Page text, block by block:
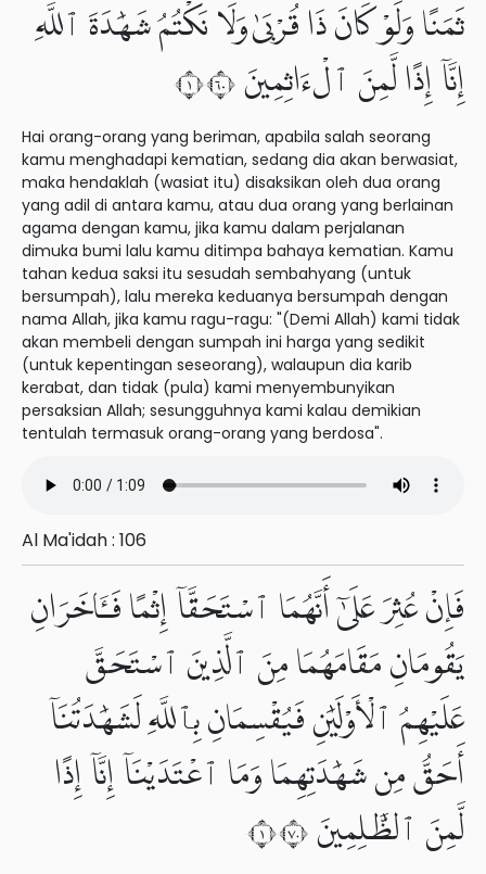
ثَمَنًا وَلَوْ كَانَ ذَا قُرْبَىٰ وَلَا نَكْتُمُ شَهَٰدَةَ ٱللَّهِ
إِنَّآ إِذًا لَّمِنَ ٱلْءَاثِمِينَ ١٠٦
Hai orang-orang yang beriman, apabila salah seorang
kamu menghadapi kematian, sedang dia akan berwasiat,
maka hendaklah (wasiat itu) disaksikan oleh dua orang
yang adil di antara kamu, atau dua orang yang berlainan
agama dengan kamu, jika kamu dalam perjalanan
dimuka bumi lalu kamu ditimpa bahaya kematian. Kamu
tahan kedua saksi itu sesudah sembahyang (untuk
bersumpah), lalu mereka keduanya bersumpah dengan
nama Allah, jika kamu ragu-ragu: "(Demi Allah) kami tidak
akan membeli dengan sumpah ini harga yang sedikit
(untuk kepentingan seseorang), walaupun dia karib
kerabat, dan tidak (pula) kami menyembunyikan
persaksian Allah; sesungguhnya kami kalau demikian
tentulah termasuk orang-orang yang berdosa".
Al Ma'idah : 106
فَإِنْ عُثِرَ عَلَىٰٓ أَنَّهُمَا ٱسْتَحَقَّآ إِثْمًا فَـَٔاخَرَانِ
يَقُومَانِ مَقَامَهُمَا مِنَ ٱلَّذِينَ ٱسْتَحَقَّ
عَلَيْهِمُ ٱلْأَوْلَيَٰنِ فَيُقْسِمَانِ بِٱللَّهِ لَشَهَٰدَتُنَآ
أَحَقُّ مِن شَهَٰدَتِهِمَا وَمَا ٱعْتَدَيْنَآ إِنَّآ إِذًا
لَّمِنَ ٱلظَّٰلِمِينَ ١٠٧